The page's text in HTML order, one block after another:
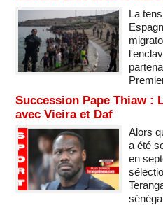
La
Succession Pape Thiaw :
avec Vieira et Daf
Alors
a été
en